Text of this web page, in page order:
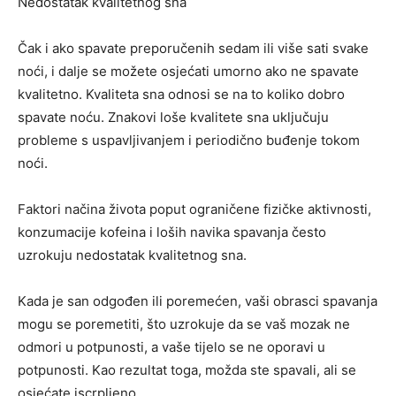
Čak i ako spavate preporučenih sedam ili više sati svake
noći, i dalje se možete osjećati umorno ako ne spavate
kvalitetno. Kvaliteta sna odnosi se na to koliko dobro
spavate noću. Znakovi loše kvalitete sna uključuju
probleme s uspavljivanjem i periodično buđenje tokom
noći.
Faktori načina života poput ograničene fizičke aktivnosti,
konzumacije kofeina i loših navika spavanja često
uzrokuju nedostatak kvalitetnog sna.
Kada je san odgođen ili poremećen, vaši obrasci spavanja
mogu se poremetiti, što uzrokuje da se vaš mozak ne
odmori u potpunosti, a vaše tijelo se ne oporavi u
potpunosti. Kao rezultat toga, možda ste spavali, ali se